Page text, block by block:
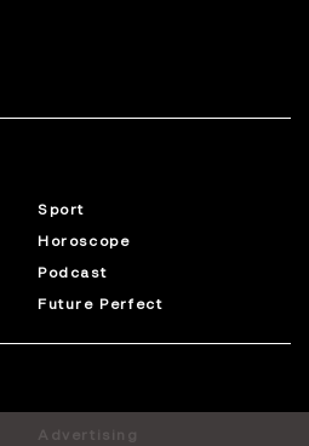
Sport
Horoscope
Podcast
Future Perfect
Advertising